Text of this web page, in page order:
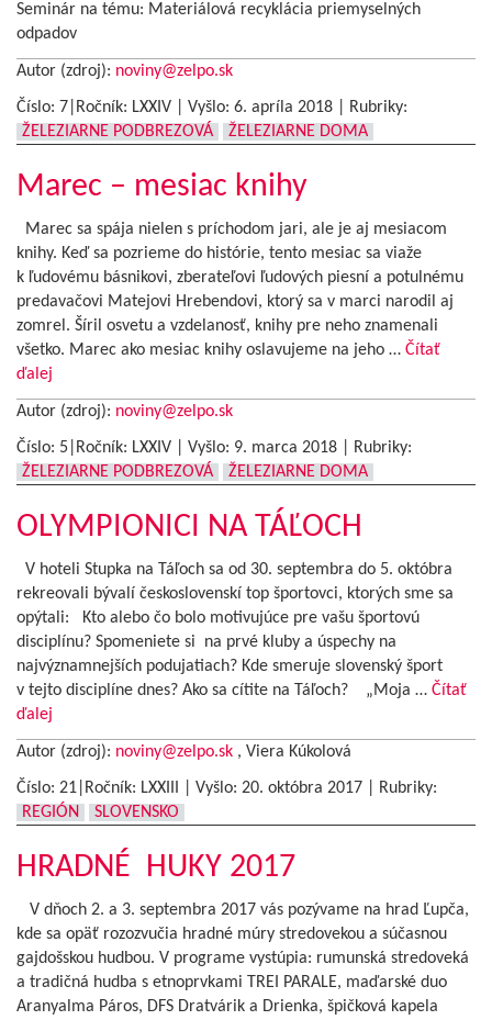
Seminár na tému: Materiálová recyklácia priemyselných
odpadov
Autor (zdroj): noviny@zelpo.sk
Číslo: 7|Ročník: LXXIV | Vyšlo: 6. apríla 2018
Rubriky:
ŽELEZIARNE PODBREZOVÁ
ŽELEZIARNE DOMA
Marec – mesiac knihy
Marec sa spája nielen s príchodom jari, ale je aj mesiacom
knihy. Keď sa pozrieme do histórie, tento mesiac sa viaže
k ľudovému básnikovi, zberateľovi ľudových piesní a potulnému
predavačovi Matejovi Hrebendovi, ktorý sa v marci narodil aj
zomrel. Šíril osvetu a vzdelanosť, knihy pre neho znamenali
všetko. Marec ako mesiac knihy oslavujeme na jeho … Čítať
ďalej
Autor (zdroj): noviny@zelpo.sk
Číslo: 5|Ročník: LXXIV | Vyšlo: 9. marca 2018
Rubriky:
ŽELEZIARNE PODBREZOVÁ
ŽELEZIARNE DOMA
OLYMPIONICI NA TÁĽOCH
V hoteli Stupka na Táľoch sa od 30. septembra do 5. októbra
rekreovali bývalí československí top športovci, ktorých sme sa
opýtali: Kto alebo čo bolo motivujúce pre vašu športovú
disciplínu? Spomeniete si na prvé kluby a úspechy na
najvýznamnejších podujatiach? Kde smeruje slovenský šport
v tejto disciplíne dnes? Ako sa cítite na Táľoch? „Moja … Čítať
ďalej
Autor (zdroj): noviny@zelpo.sk , Viera Kúkolová
Číslo: 21|Ročník: LXXIII | Vyšlo: 20. októbra 2017
Rubriky:
REGIÓN
SLOVENSKO
HRADNÉ HUKY 2017
V dňoch 2. a 3. septembra 2017 vás pozývame na hrad Ľupča,
kde sa opäť rozozvučia hradné múry stredovekou a súčasnou
gajdošskou hudbou. V programe vystúpia: rumunská stredoveká
a tradičná hudba s etnoprvkami TREI PARALE, maďarské duo
Aranyalma Páros, DFS Dratvárik a Drienka, špičková kapela